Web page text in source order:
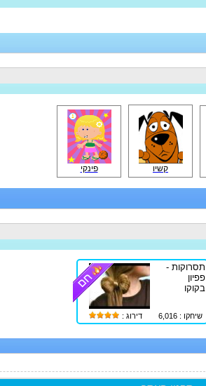
קשיו פינקי
תסרוקות -
פפיון
בקוקו
שיחקו : 6,016 דירוג :